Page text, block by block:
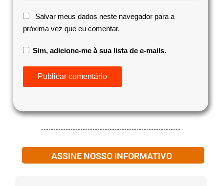
Salvar meus dados neste navegador para a
próxima vez que eu comentar.
Sim, adicione-me à sua lista de e-mails.
ASSINE NOSSO INFORMATIVO